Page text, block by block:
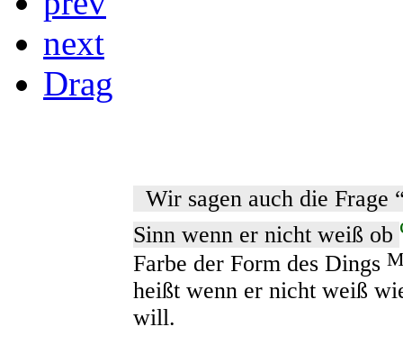
next
Drag
Wir sagen auch die Frage
Sinn wenn er nicht weiß ob
Farbe der Form des Dings
heißt wenn er nicht weiß
will.